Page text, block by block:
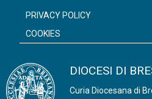
DIOCESI DI
Curia Diocesana di
PRIVACY POLICY
COOKIES